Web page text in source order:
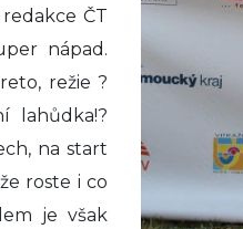
ČT
nápad.
režie ?
lahůdka!?
na start
roste i co
je však